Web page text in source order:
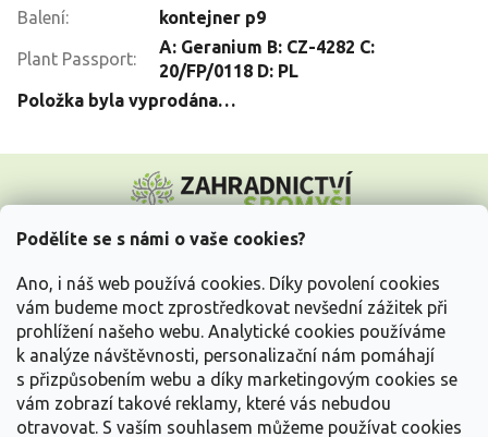
Podělíte se s námi o vaše cookies?
Ano, i náš web používá cookies. Díky povolení cookies
vám budeme moct zprostředkovat nevšední zážitek při
prohlížení našeho webu. Analytické cookies používáme
k analýze návštěvnosti, personalizační nám pomáhají
s přizpůsobením webu a díky marketingovým cookies se
vám zobrazí takové reklamy, které vás nebudou
otravovat. S vaším souhlasem můžeme používat cookies
Balení: kontejner p9
Plant Passport:
A: Geranium B: CZ-4282 C:
20/FP/0118 D: PL
Položka byla vyprodána…
p
Vše o nákupu
Informace pro Vás
Kontakujte nás